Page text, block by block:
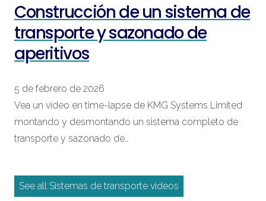
Construcción de un sistema de
transporte y sazonado de
aperitivos
5 de febrero de 2026
Vea un vídeo en time-lapse de KMG Systems Limited
montando y desmontando un sistema completo de
transporte y sazonado de…
See all Sistemas de transporte videos